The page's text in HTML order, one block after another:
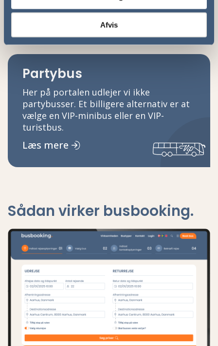
Afvis
Partybus
Her på portalen udlejer vi ikke
partybusser. Et billigere alternativ er at
vælge en VIP-minibus eller en VIP-
turistbus.
Læs mere
Sådan virker busbooking.